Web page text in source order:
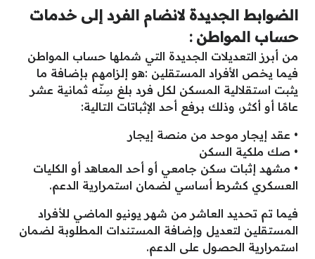
الضوابط الجديدة لانضام الفرد إلى خدمات
حساب المواطن :
من أبرز التعديلات الجديدة التي شملها حساب المواطن
فيما يخص الأفراد المستقلين :هو إلزامهم بإضافة ما
يثبت استقلالية المسكن لكل فرد بلغ سِنّه ثمانية عشر
عامًا أو أكثر، وذلك برفع أحد الإثباتات التالية:
• عقد إيجار موحد من منصة إيجار
• صك ملكية السكن
• مشهد إثبات سكن جامعي أو أحد المعاهد أو الكليات
العسكري كشرط أساسي لضمان استمرارية الدعم.
فيما تم تحديد العاشر من شهر يونيو الماضي للأفراد
المستقلين لتعديل وإضافة المستندات المطلوبة لضمان
استمرارية الحصول على الدعم.